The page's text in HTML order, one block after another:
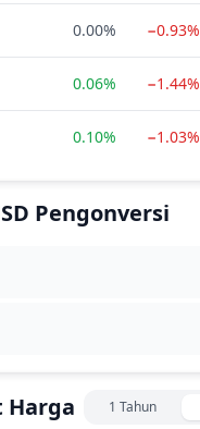
0.00% −0.93%
0.06% −1.44%
0.10% −1.03%
Pengonversi
Harga 1 Tahun